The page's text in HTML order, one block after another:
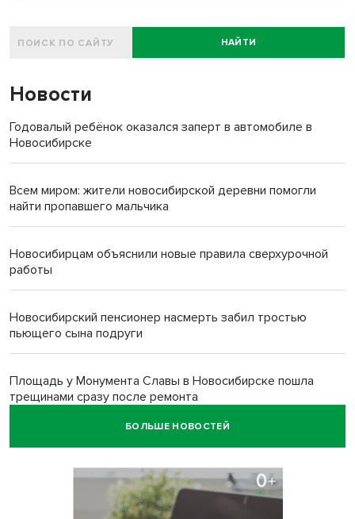
НАЙТИ
Новости
Годовалый ребёнок оказался заперт в автомобиле в
Новосибирске
Всем миром: жители новосибирской деревни помогли
найти пропавшего мальчика
Новосибирцам объяснили новые правила сверхурочной
работы
Новосибирский пенсионер насмерть забил тростью
пьющего сына подруги
Площадь у Монумента Славы в Новосибирске пошла
трещинами сразу после ремонта
Африканский врач поразил новосибирцев в травмпункте
Покрытие рулежных дорожек обновили в аэропорту
БОЛЬШЕ НОВОСТЕЙ